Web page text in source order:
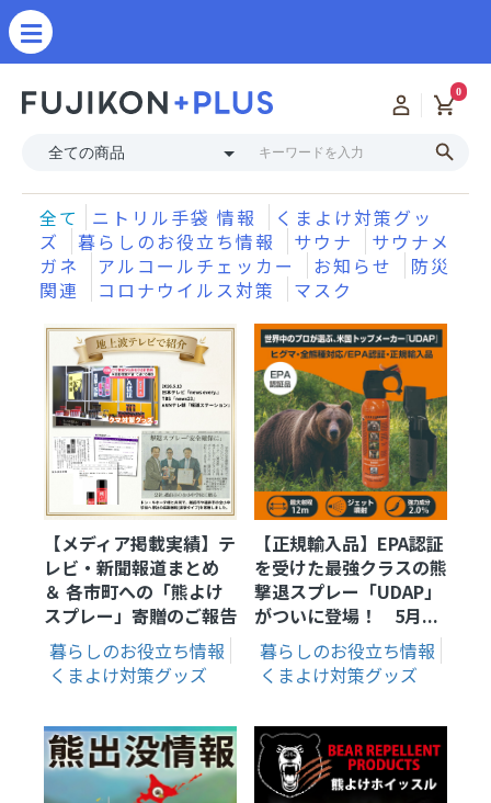
0
全て ニトリル手袋 情報
くまよけ対策グッ
ズ
暮らしのお役立ち情報 サウナ
サウナメ
ガネ
アルコールチェッカー お知らせ
防災
関連
コロナウイルス対策 マスク
【メディア掲載実績】テ
レビ・新聞報道まとめ
＆ 各市町への「熊よけ
スプレー」寄贈のご報告
暮らしのお役立ち情報
くまよけ対策グッズ
【正規輸入品】EPA認証
を受けた最強クラスの熊
撃退スプレー「UDAP」
がついに登場！ 5月...
暮らしのお役立ち情報
くまよけ対策グッズ